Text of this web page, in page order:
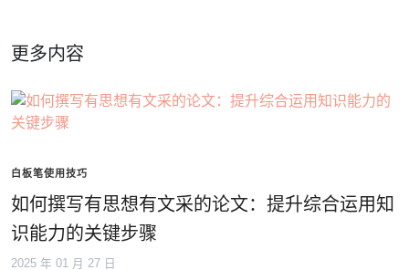
更多内容
白板笔使用技巧
如何撰写有思想有文采的论文：提升综合运用知
识能力的关键步骤
2025 年 01 月 27 日